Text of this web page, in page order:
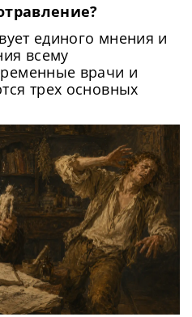
единого мнения и
всему
врачи и
трех основных